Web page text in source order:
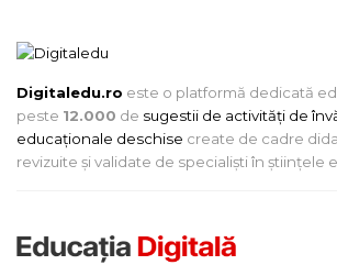
Digitaledu.ro este o platformă dedicată
peste 12.000 de sugestii de activități de
educaționale deschise create de cadre
revizuite și validate de specialiști în științele